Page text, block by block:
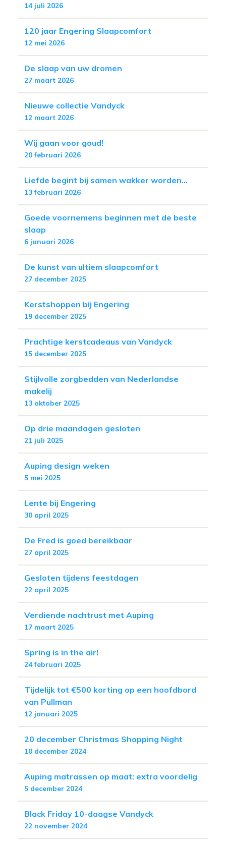
14 juli 2026
120 jaar Engering Slaapcomfort
12 mei 2026
De slaap van uw dromen
27 maart 2026
Nieuwe collectie Vandyck
12 maart 2026
Wij gaan voor goud!
20 februari 2026
Liefde begint bij samen wakker worden...
13 februari 2026
Goede voornemens beginnen met de beste
slaap
6 januari 2026
De kunst van ultiem slaapcomfort
27 december 2025
Kerstshoppen bij Engering
19 december 2025
Prachtige kerstcadeaus van Vandyck
15 december 2025
Stijlvolle zorgbedden van Nederlandse
makelij
13 oktober 2025
Op drie maandagen gesloten
21 juli 2025
Auping design weken
5 mei 2025
Lente bij Engering
30 april 2025
De Fred is goed bereikbaar
27 april 2025
Gesloten tijdens feestdagen
22 april 2025
Verdiende nachtrust met Auping
17 maart 2025
Spring is in the air!
24 februari 2025
Tijdelijk tot €500 korting op een hoofdbord
van Pullman
12 januari 2025
20 december Christmas Shopping Night
10 december 2024
Auping matrassen op maat: extra voordelig
5 december 2024
Black Friday 10-daagse Vandyck
22 november 2024